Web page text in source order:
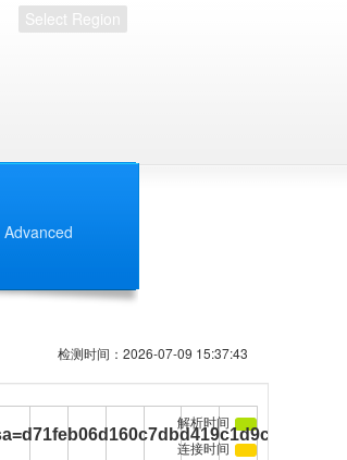
Select Region
Advanced
检测时间：2026-07-09 15:37:43